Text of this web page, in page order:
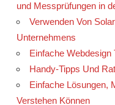
und Messprüfungen in
Verwenden Von
Unternehmens
Einfache
Handy-Tipps Und
Einfache Lösungen,
Verstehen Können